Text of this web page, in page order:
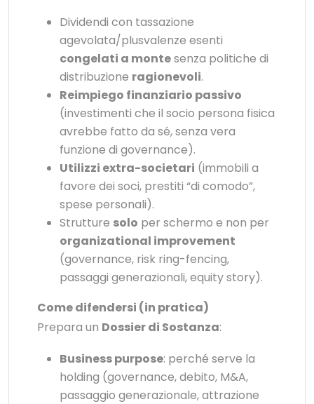
Dividendi con tassazione
agevolata/plusvalenze esenti
congelati a montesenza politiche di
distribuzione ragionevoli.
Reimpiego finanziario passivo
(investimenti che il socio persona fisica
avrebbe fatto da sé, senza vera
funzione di governance).
Utilizzi extra-societari (immobili a
favore dei soci, prestiti “di comodo”,
spese personali).
Strutture solo per schermo e non per
organizational improvement
(governance, risk ring-fencing,
passaggi generazionali, equity story).
Come difendersi (in pratica)
Prepara un Dossier di Sostanza:
Business purpose: perché serve la
holding (governance, debito, M&A,
passaggio generazionale, attrazione